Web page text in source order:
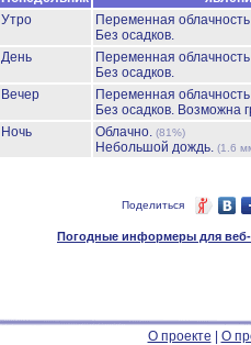
Утро
Переменная
Без осадков.
День
Переменная
Без осадков.
Вечер
Переменная
Без осадков. Возможна
Ночь
Облачно. (81%)
Небольшой дождь. (1.6
Поделиться
Погодные информеры для веб-
О проекте О